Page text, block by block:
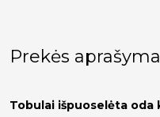
Prekės
Tobulai išpuoselėta oda